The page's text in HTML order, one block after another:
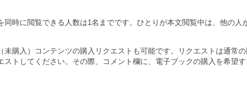
同時に閲覧できる人数は1名までです。ひとりが本文閲覧中は、他の
未購入）コンテンツの購入リクエストも可能です。リクエストは通常
ストしてください。その際、コメント欄に、電子ブックの購入を希望す